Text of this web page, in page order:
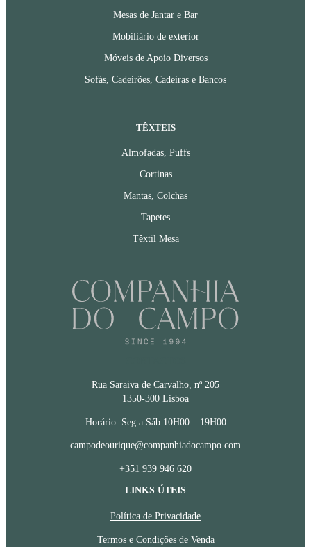
Mesas de Jantar e Bar
Mobiliário de exterior
Móveis de Apoio Diversos
Sofás, Cadeirões, Cadeiras e Bancos
TÊXTEIS
Almofadas, Puffs
Cortinas
Mantas, Colchas
Tapetes
Têxtil Mesa
LINKS ÚTEIS
Política de Privacidade
Termos e Condições de Venda
Rua Saraiva de Carvalho, nº 205
1350-300 Lisboa
Horário: Seg a Sáb 10H00 – 19H00
campodeourique@companhiadocampo.com
+351 939 946 620